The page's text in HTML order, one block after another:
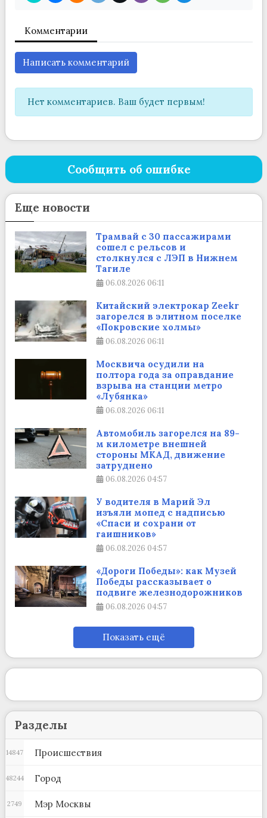
Комментарии
Написать комментарий
Нет комментариев. Ваш будет первым!
Сообщить об ошибке
Еще новости
Трамвай с 30 пассажирами
сошел с рельсов и
столкнулся с ЛЭП в Нижнем
Тагиле
06.08.2026 06:11
Китайский электрокар Zeekr
загорелся в элитном поселке
«Покровские холмы»
06.08.2026 06:11
Москвича осудили на
полтора года за оправдание
взрыва на станции метро
«Лубянка»
06.08.2026 06:11
Автомобиль загорелся на 89-
м километре внешней
стороны МКАД, движение
затруднено
06.08.2026 04:57
У водителя в Марий Эл
изъяли мопед с надписью
«Спаси и сохрани от
гаишников»
06.08.2026 04:57
«Дороги Победы»: как Музей
Победы рассказывает о
подвиге железнодорожников
06.08.2026 04:57
Показать ещё
Разделы
Происшествия
14847
Город
48244
Мэр Москвы
2749